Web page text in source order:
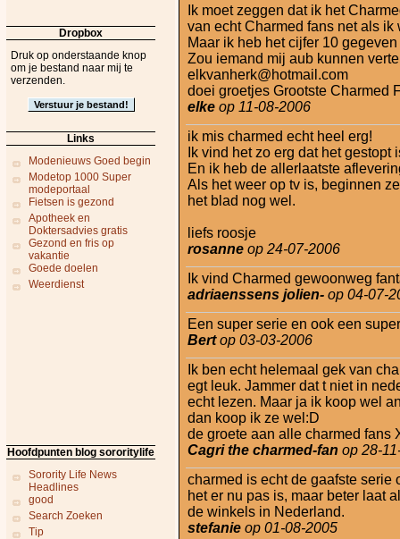
Dropbox
Druk op onderstaande knop
om je bestand naar mij te
verzenden.
Links
Modenieuws Goed begin
Modetop 1000 Super
modeportaal
Fietsen is gezond
Apotheek en
Doktersadvies gratis
Gezond en fris op
vakantie
Goede doelen
Weerdienst
Hoofdpunten blog sororitylife
Sorority Life News
Headlines
good
Search Zoeken
Tip
Ik moet zeggen dat ik het
van echt Charmed fans net als
Maar ik heb het cijfer 10
Zou iemand mij aub kunnen
elkvanherk@hotmail.com
doei groetjes Grootste Charmed
elke op 11-08-2006
ik mis charmed echt heel erg!
Ik vind het zo erg dat het gestopt
En ik heb de allerlaatste
Als het weer op tv is, beginnen
het blad nog wel.
liefs roosje
rosanne op 24-07-2006
Ik vind Charmed gewoonweg
adriaenssens jolien- op 04-07-
Een super serie en ook een
Bertop 03-03-2006
Ik ben echt helemaal gek van
egt leuk. Jammer dat t niet in
echt lezen. Maar ja ik koop wel
dan koop ik ze wel:D
de groete aan alle charmed fans
Cagri the charmed-fan op 28-
charmed is echt de gaafste serie
het er nu pas is, maar beter laat
de winkels in Nederland.
stefanie op 01-08-2005